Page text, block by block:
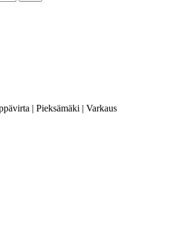
| Pieksämäki | Varkaus